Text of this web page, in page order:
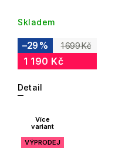
Skladem
1 699 Kč
–29 %
1 190 Kč
Detail
Více
variant
VÝPRODEJ